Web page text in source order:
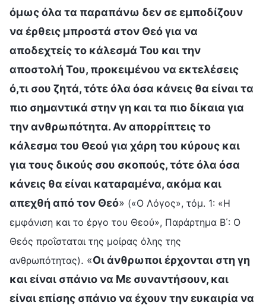
όμως όλα τα παραπάνω δεν σε εμποδίζουν
να έρθεις μπροστά στον Θεό για να
αποδεχτείς το κάλεσμά Του και την
αποστολή Του, προκειμένου να εκτελέσεις
ό,τι σου ζητά, τότε όλα όσα κάνεις θα είναι τα
πιο σημαντικά στην γη και τα πιο δίκαια για
την ανθρωπότητα. Αν απορρίπτεις το
κάλεσμα του Θεού για χάρη του κύρους και
για τους δικούς σου σκοπούς, τότε όλα όσα
κάνεις θα είναι καταραμένα, ακόμα και
απεχθή από τον Θεό» («Ο Λόγος», τόμ. 1: «Η
εμφάνιση και το έργο του Θεού», Παράρτημα Β΄: Ο
Θεός προΐσταται της μοίρας όλης της
ανθρωπότητας). «Οι άνθρωποι έρχονται στη γη
και είναι σπάνιο να Με συναντήσουν, και
είναι επίσης σπάνιο να έχουν την ευκαιρία να